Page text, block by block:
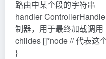
路由中某个段的字符串
handler
制器，用于最终加载调用
childes []*node // 代表这
}